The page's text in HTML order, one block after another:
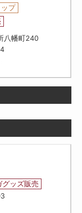
プ
八幡町240
グッズ販売